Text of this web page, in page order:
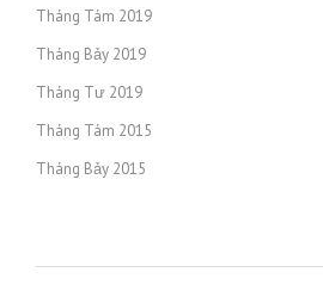
Tháng Tám 2019
Tháng Bảy 2019
Tháng Tư 2019
Tháng Tám 2015
Tháng Bảy 2015